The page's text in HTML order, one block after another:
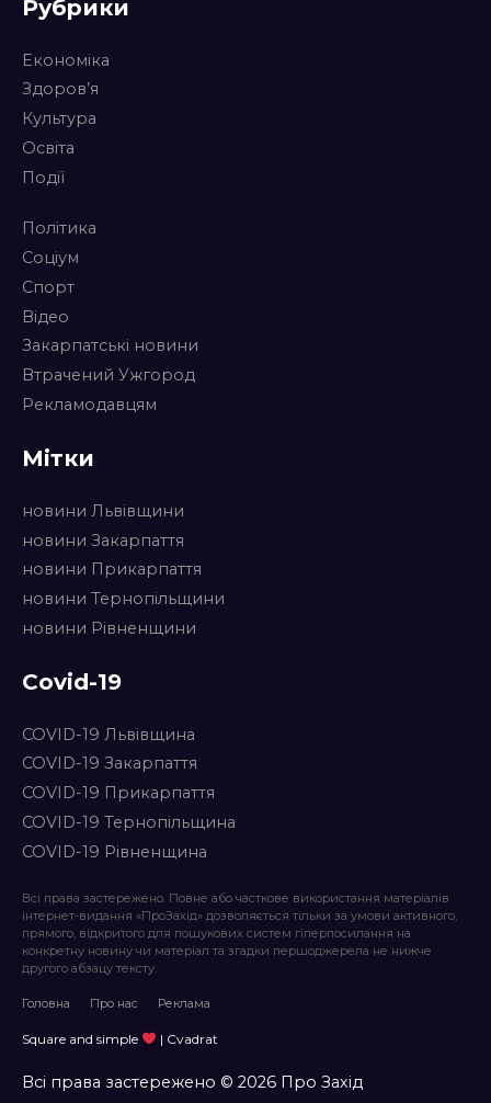
Рубрики
Економіка
Здоров’я
Культура
Освіта
Події
Політика
Соціум
Спорт
Відео
Закарпатські новини
Втрачений Ужгород
Рекламодавцям
Мітки
новини Львівщини
новини Закарпаття
новини Прикарпаття
новини Тернопільщини
новини Рівненщини
Covid-19
COVID-19 Львівщина
COVID-19 Закарпаття
COVID-19 Прикарпаття
COVID-19 Тернопільщина
COVID-19 Рівненщина
Всі права застережено. Повне або часткове використання матеріалів
інтернет-видання «ПроЗахід» дозволяється тільки за умови активного,
прямого, відкритого для пошукових систем гіперпосилання на
конкретну новину чи матеріал та згадки першоджерела не нижче
другого абзацу тексту.
Головна Про нас Реклама
Square and simple | Cvadrat
Всі права застережено © 2026 Про Захід